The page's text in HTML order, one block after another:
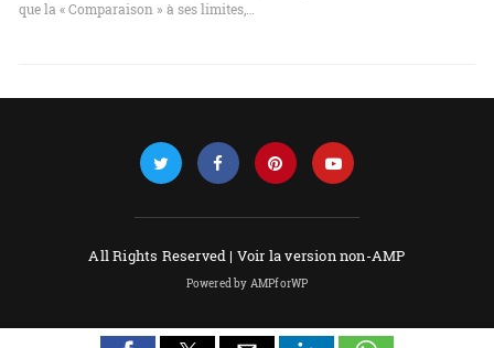
que la « Comparaison » à ses limites,…
All Rights Reserved | Voir la version non-AMP
Powered by AMPforWP